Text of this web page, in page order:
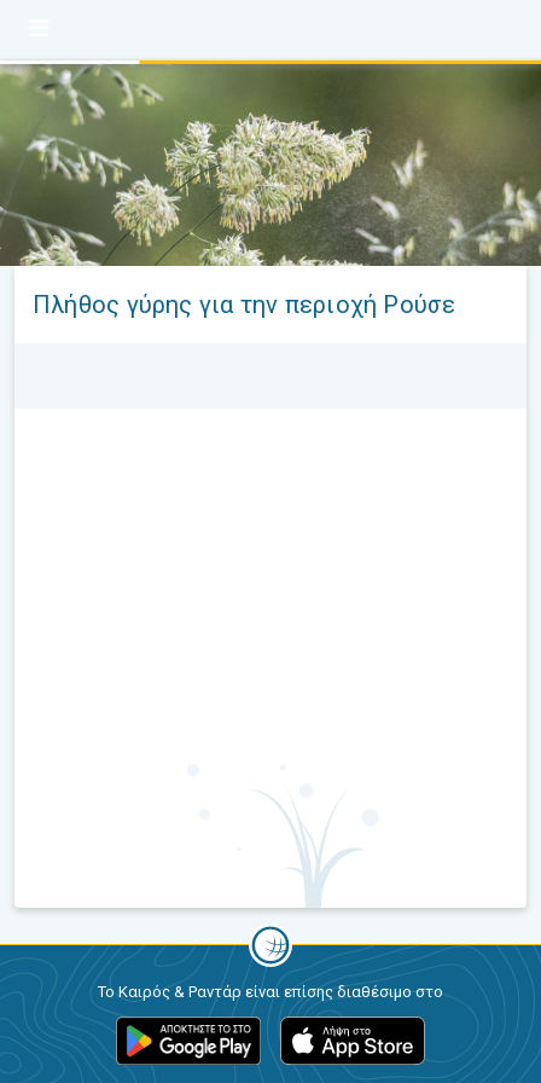
Πλήθος γύρης για την περιοχή Ρούσε
Το Καιρός & Ραντάρ είναι επίσης διαθέσιμο στο